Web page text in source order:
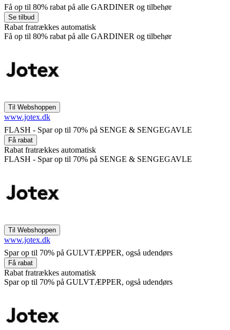
Få op til 80% rabat på alle GARDINER og tilbehør
Rabat fratrækkes automatisk
Få op til 80% rabat på alle GARDINER og tilbehør
www.jotex.dk
FLASH - Spar op til 70% på SENGE & SENGEGAVLE
Rabat fratrækkes automatisk
FLASH - Spar op til 70% på SENGE & SENGEGAVLE
www.jotex.dk
Spar op til 70% på GULVTÆPPER, også udendørs
Rabat fratrækkes automatisk
Spar op til 70% på GULVTÆPPER, også udendørs